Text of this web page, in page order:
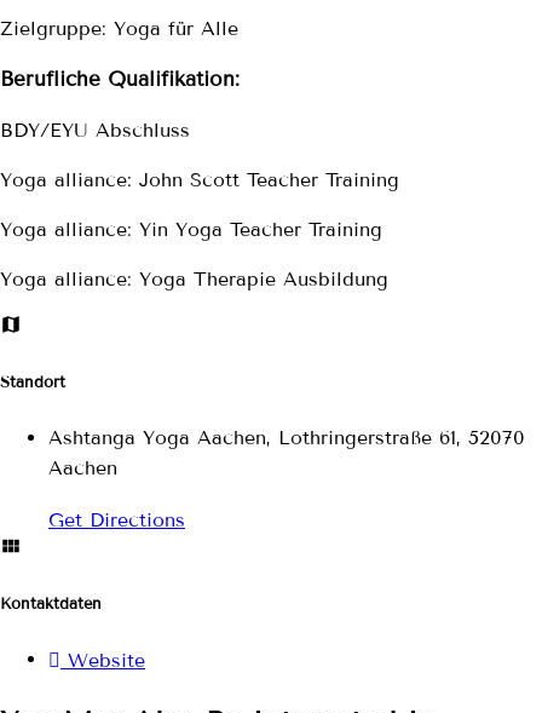
Zielgruppe: Yoga für Alle
Berufliche Qualifikation:
BDY/EYU Abschluss
Yoga alliance: John Scott Teacher Training
Yoga alliance: Yin Yoga Teacher Training
Yoga alliance: Yoga Therapie Ausbildung
Standort
Ashtanga Yoga Aachen, Lothringerstraße 61, 52070
Aachen
Get Directions
Kontaktdaten
Website